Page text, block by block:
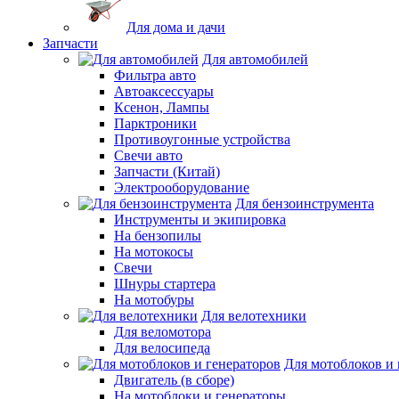
Для дома и дачи
Запчасти
Для автомобилей
Фильтра авто
Автоаксессуары
Ксенон, Лампы
Парктроники
Противоугонные устройства
Свечи авто
Запчасти (Китай)
Электрооборудование
Для бензоинструмента
Инструменты и экипировка
На бензопилы
На мотокосы
Свечи
Шнуры стартера
На мотобуры
Для велотехники
Для веломотора
Для велосипеда
Для мотоблоков и
Двигатель (в сборе)
На мотоблоки и генераторы